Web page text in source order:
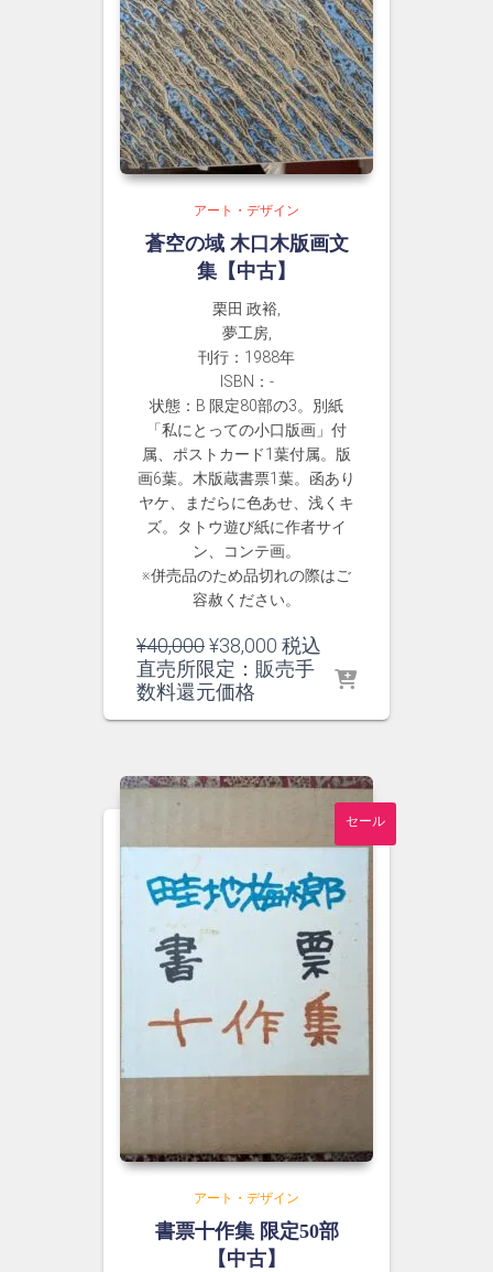
アート・デザイン
蒼空の域 木口木版画文
集【中古】
栗田 政裕,
夢工房,
刊行：1988年
ISBN：-
状態：B 限定80部の3。別紙
「私にとっての小口版画」付
属、ポストカード1葉付属。版
画6葉。木版蔵書票1葉。函あり
ヤケ、まだらに色あせ、浅くキ
ズ。タトウ遊び紙に作者サイ
ン、コンテ画。
※併売品のため品切れの際はご
容赦ください。
¥40,000元
の
価
格
で
¥38,000 現
在
価
¥38,000
税込
直売所限定：販売手
数料還元価格
セール
アート・デザイン
書票十作集 限定50部
【中古】